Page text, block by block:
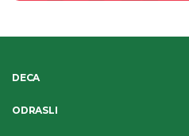
DECA
ODRASLI